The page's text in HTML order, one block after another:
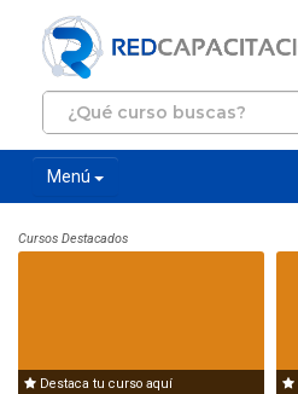
Menú
Cursos Destacados
Destaca tu curso aquí